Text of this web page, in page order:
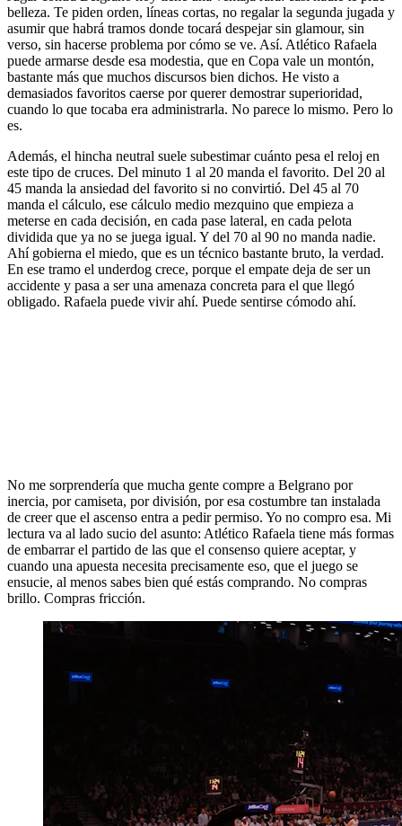
belleza. Te piden orden, líneas cortas, no regalar la segunda jugada y
asumir que habrá tramos donde tocará despejar sin glamour, sin
verso, sin hacerse problema por cómo se ve. Así. Atlético Rafaela
puede armarse desde esa modestia, que en Copa vale un montón,
bastante más que muchos discursos bien dichos. He visto a
demasiados favoritos caerse por querer demostrar superioridad,
cuando lo que tocaba era administrarla. No parece lo mismo. Pero lo
es.
Además, el hincha neutral suele subestimar cuánto pesa el reloj en
este tipo de cruces. Del minuto 1 al 20 manda el favorito. Del 20 al
45 manda la ansiedad del favorito si no convirtió. Del 45 al 70
manda el cálculo, ese cálculo medio mezquino que empieza a
meterse en cada decisión, en cada pase lateral, en cada pelota
dividida que ya no se juega igual. Y del 70 al 90 no manda nadie.
Ahí gobierna el miedo, que es un técnico bastante bruto, la verdad.
En ese tramo el underdog crece, porque el empate deja de ser un
accidente y pasa a ser una amenaza concreta para el que llegó
obligado. Rafaela puede vivir ahí. Puede sentirse cómodo ahí.
No me sorprendería que mucha gente compre a Belgrano por
inercia, por camiseta, por división, por esa costumbre tan instalada
de creer que el ascenso entra a pedir permiso. Yo no compro esa. Mi
lectura va al lado sucio del asunto: Atlético Rafaela tiene más formas
de embarrar el partido de las que el consenso quiere aceptar, y
cuando una apuesta necesita precisamente eso, que el juego se
ensucie, al menos sabes bien qué estás comprando. No compras
brillo. Compras fricción.